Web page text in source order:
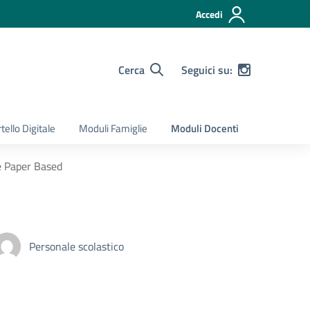
Accedi
Cerca Seguici su:
Digitale Moduli Famiglie Moduli Docenti
Based
Personale scolastico